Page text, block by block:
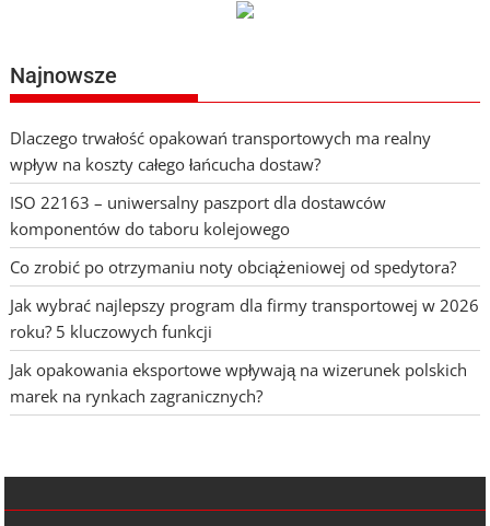
Najnowsze
Dlaczego trwałość opakowań transportowych ma realny
wpływ na koszty całego łańcucha dostaw?
ISO 22163 – uniwersalny paszport dla dostawców
komponentów do taboru kolejowego
Co zrobić po otrzymaniu noty obciążeniowej od spedytora?
Jak wybrać najlepszy program dla firmy transportowej w 2026
roku? 5 kluczowych funkcji
Jak opakowania eksportowe wpływają na wizerunek polskich
marek na rynkach zagranicznych?